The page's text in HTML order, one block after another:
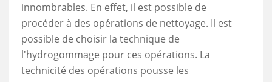
innombrables. En effet, il est possible de
procéder à des opérations de nettoyage. Il est
possible de choisir la technique de
l'hydrogommage pour ces opérations. La
technicité des opérations pousse les